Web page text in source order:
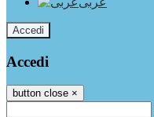
Accedi
Accedi
button close ×